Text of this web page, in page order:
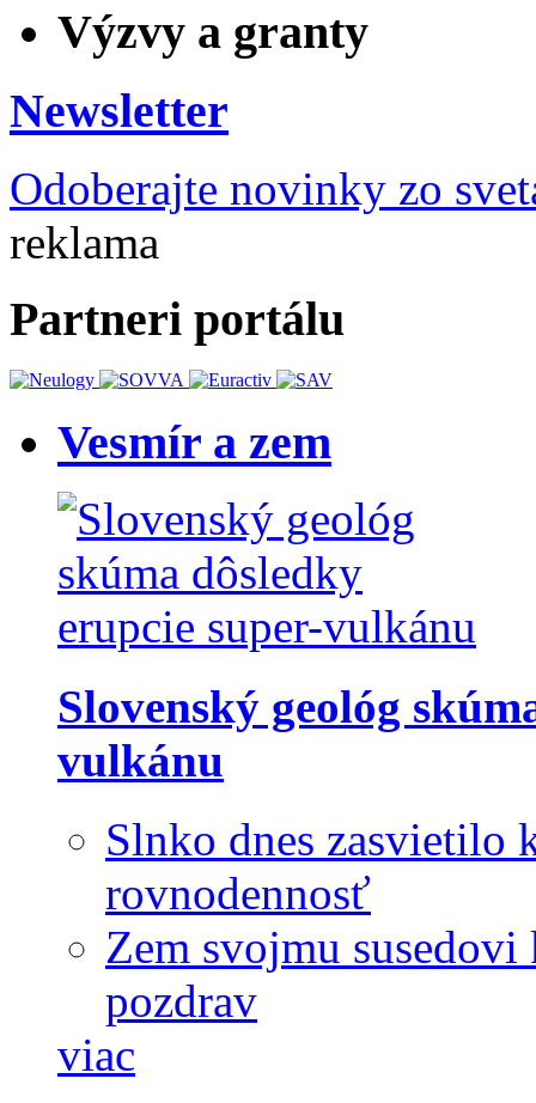
Výzvy a granty
Newsletter
Odoberajte novinky zo
reklama
Partneri portálu
Vesmír a zem
Slovenský geológ
vulkánu
Slnko dnes zasvietilo
rovnodennosť
Zem svojmu
pozdrav
viac